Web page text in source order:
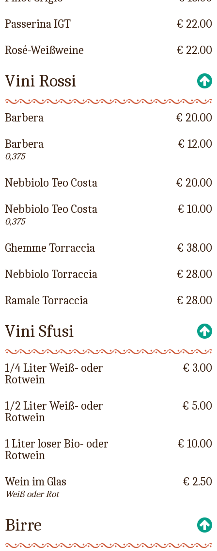
Passerina IGT
€ 22.00
Rosé-Weißweine
€ 22.00
Vini Rossi
Barbera
€ 20.00
Barbera
0,375
€ 12.00
Nebbiolo Teo Costa
€ 20.00
Nebbiolo Teo Costa
0,375
€ 10.00
Ghemme Torraccia
€ 38.00
Nebbiolo Torraccia
€ 28.00
Ramale Torraccia
€ 28.00
Vini Sfusi
1/4 Liter Weiß- oder
Rotwein
€ 3.00
1/2 Liter Weiß- oder
Rotwein
€ 5.00
1 Liter loser Bio- oder
Rotwein
€ 10.00
Wein im Glas
Weiß oder Rot
€ 2.50
Birre